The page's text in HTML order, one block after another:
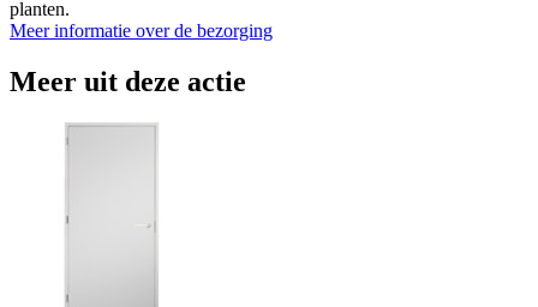
planten.
Meer informatie over de bezorging
Meer uit deze actie